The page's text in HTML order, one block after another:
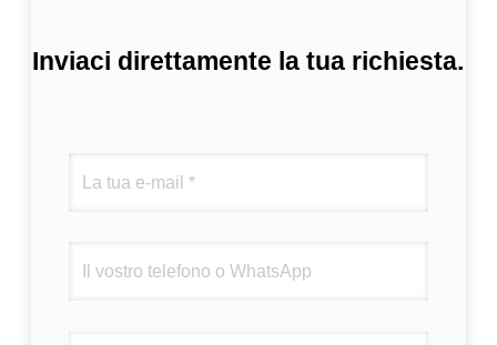
Inviaci direttamente la tua richiesta.